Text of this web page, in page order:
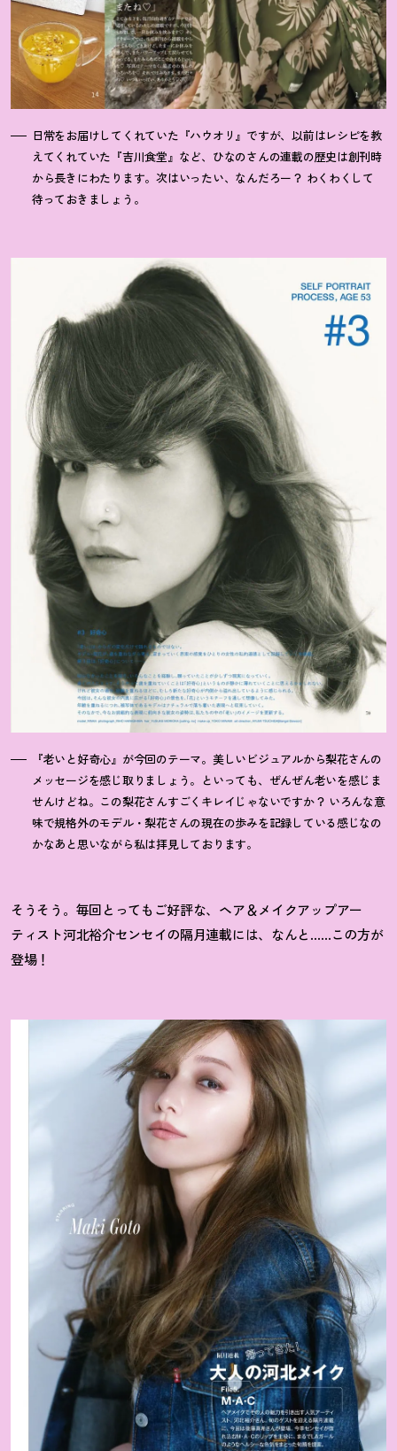
日常をお届けしてくれていた『ハウオリ』ですが、以前はレシピを教
えてくれていた『吉川食堂』など、ひなのさんの連載の歴史は創刊時
から長きにわたります。次はいったい、なんだろー ？ わくわくして
待っておきましょう。
『老いと好奇心』が今回のテーマ。美しいビジュアルから梨花さんの
メッセージを感じ取りましょう。といっても、ぜんぜん老いを感じま
せんけどね。この梨花さんすごくキレイじゃないですか？ いろんな意
味で規格外のモデル・梨花さんの現在の歩みを記録している感じなの
かなあと思いながら私は拝見しております。
そうそう。毎回とってもご好評な、ヘア＆メイクアップアー
ティスト河北裕介センセイの隔月連載には、なんと……この方が
登場！